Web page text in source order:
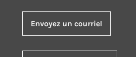
Envoyez un courriel